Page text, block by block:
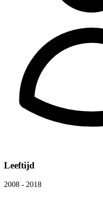
Leeftijd
2008 - 2018